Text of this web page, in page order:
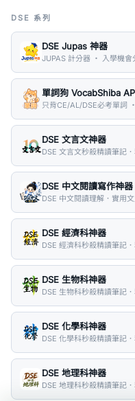
DSE 系列
DSE Jupas 神器
JUPAS 計分器 ・ 入學機
單詞狗 VocabShiba
只背CE/AL/DSE必考單詞
DSE 文言文神器
DSE 文言文秒殺精讀筆記
DSE 中文閱讀寫作神器
DSE 中文閱讀理解．實用
DSE 經濟科神器
DSE 經濟科秒殺精讀筆記
DSE 生物科神器
DSE 生物科秒殺精讀筆記
DSE 化學科神器
DSE 化學科秒殺精讀筆記
DSE 地理科神器
DSE 地理科秒殺精讀筆記